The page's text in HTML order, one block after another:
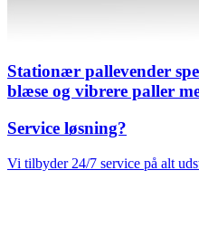
Stationær pallevender
blæse og vibrere paller
Service løsning?
Vi tilbyder 24/7 service på alt